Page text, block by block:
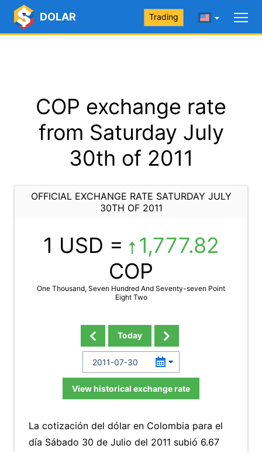
DOLAR Trading
COP exchange rate
from Saturday July
30th of 2011
OFFICIAL EXCHANGE RATE SATURDAY JULY
30TH OF 2011
1 USD =
1,777.82
COP
One Thousand, Seven Hundred And Seventy-seven Point
Eight Two
Today
View historical exchange rate
La cotización del dólar en Colombia para el
día Sábado 30 de Julio del 2011 subió 6.67